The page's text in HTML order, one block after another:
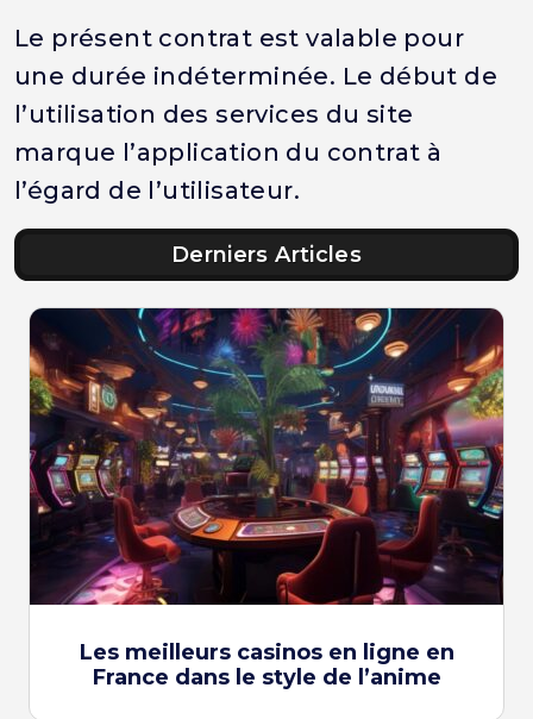
Le présent contrat est valable pour
une durée indéterminée. Le début de
l’utilisation des services du site
marque l’application du contrat à
l’égard de l’utilisateur.
Derniers Articles
Les meilleurs casinos en ligne en
France dans le style de l’anime